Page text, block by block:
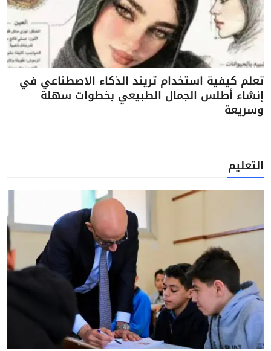
تعلم كيفية استخدام تريند الذكاء الاصطناعي في
إنشاء أطلس الجمال الطبيعي بخطوات سهلة
وسريعة
التعليم